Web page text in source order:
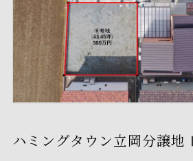
ハミングタウン立岡分譲